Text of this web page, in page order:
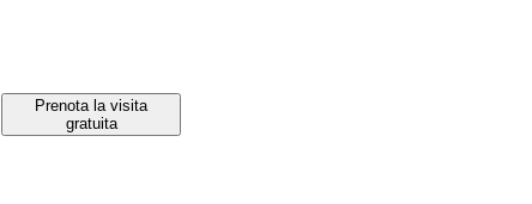
Prenota la visita
gratuita